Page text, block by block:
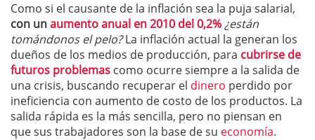
Como si el causante de la inflación sea la puja salarial,
con unaumento anual en 2010 del 0,2%¿están
tomándonos el pelo?La inflación actual la generan los
dueños de los medios de producción, para cubrirse de
futuros problemas como ocurre siempre a la salida de
una crisis, buscando recuperar el dinero perdido por
ineficiencia con aumento de costo de los productos. La
salida rápida es la más sencilla, pero no piensan en
que sus trabajadores son la base de su economía.